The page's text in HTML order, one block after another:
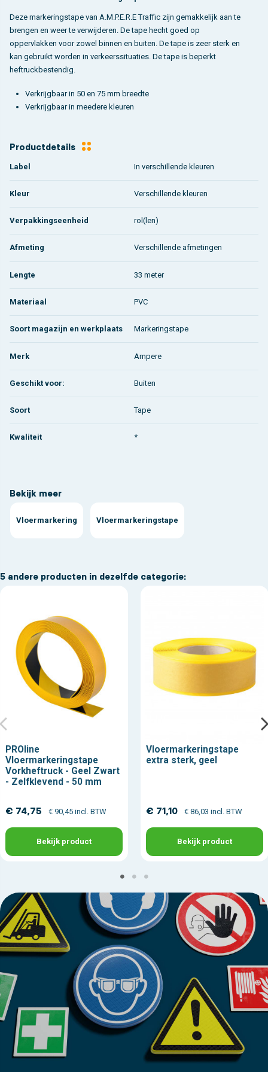
Deze markeringstape van A.M.P.E.R.E Traffic zijn gemakkelijk aan te
brengen en weer te verwijderen. De tape hecht goed op
oppervlakken voor zowel binnen en buiten. De tape is zeer sterk en
kan gebruikt worden in verkeerssituaties. De tape is beperkt
heftruckbestendig.
Verkrijgbaar in 50 en 75 mm breedte
Verkrijgbaar in meedere kleuren
Productdetails
Label In verschillende kleuren
Kleur Verschillende kleuren
Verpakkingseenheid rol(len)
Afmeting Verschillende afmetingen
Lengte 33 meter
Materiaal PVC
Soort magazijn en werkplaats Markeringstape
Merk Ampere
Geschikt voor: Buiten
Soort Tape
Kwaliteit *
Bekijk meer
Vloermarkering Vloermarkeringstape
5 andere producten in dezelfde categorie:
PROline
Vloermarkeringstape
Vorkheftruck - Geel Zwart
- Zelfklevend - 50 mm
€ 74,75 € 90,45 incl. BTW
Bekijk product
Vloermarkeringstape
extra sterk, geel
€ 71,10 € 86,03 incl. BTW
Bekijk product